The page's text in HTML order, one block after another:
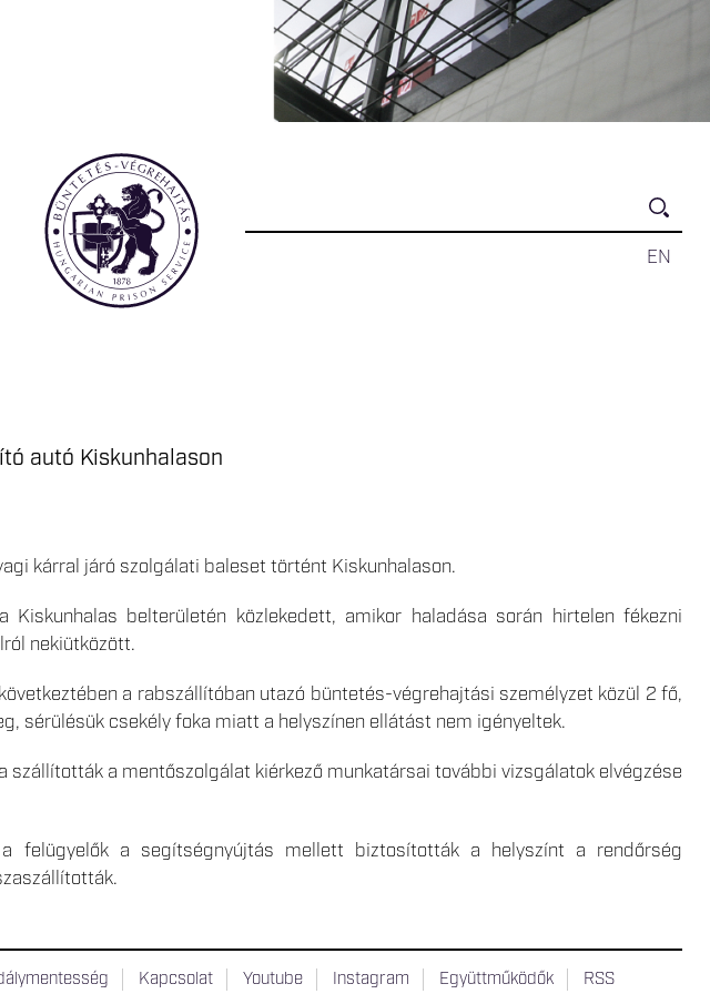
EN
autó Kiskunhalason
kárral járó szolgálati baleset történt Kiskunhalason.
belterületén közlekedett, amikor haladása során hirtelen fékezni
nekiütközött.
a rabszállítóban utazó büntetés-végrehajtási személyzet közül 2 fő,
sérülésük csekély foka miatt a helyszínen ellátást nem igényeltek.
szállították a mentőszolgálat kiérkező munkatársai további vizsgálatok elvégzése
felügyelők a segítségnyújtás mellett biztosították a helyszínt a rendőrség
Kapcsolat Youtube Instagram Együttműködők RSS